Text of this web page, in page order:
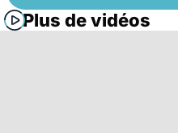
Plus de vidéos